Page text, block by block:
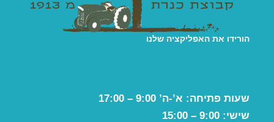
הורידו את האפליקציה שלנו
שעות פתיחה: א’-ה’ 9:00 – 17:00
שישי: 9:00 – 15:00